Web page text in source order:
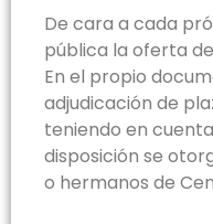
De cara a cada
pública la oferta
En el propio
adjudicación de
teniendo en
disposición se
o hermanos de